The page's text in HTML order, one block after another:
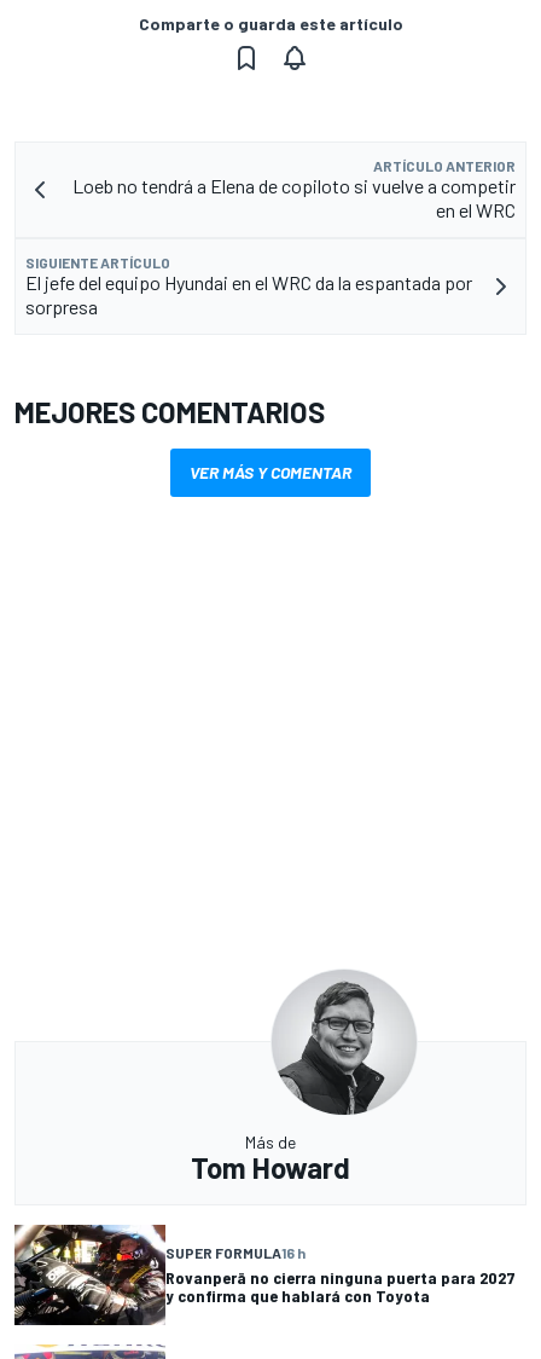
Comparte o guarda este artículo
ARTÍCULO ANTERIOR
Loeb no tendrá a Elena de copiloto si vuelve a competir
en el WRC
SIGUIENTE ARTÍCULO
El jefe del equipo Hyundai en el WRC da la espantada por
sorpresa
MEJORES COMENTARIOS
VER MÁS Y COMENTAR
Más de
Tom Howard
SUPER FORMULA16 h
Rovanperä no cierra ninguna puerta para 2027
y confirma que hablará con Toyota